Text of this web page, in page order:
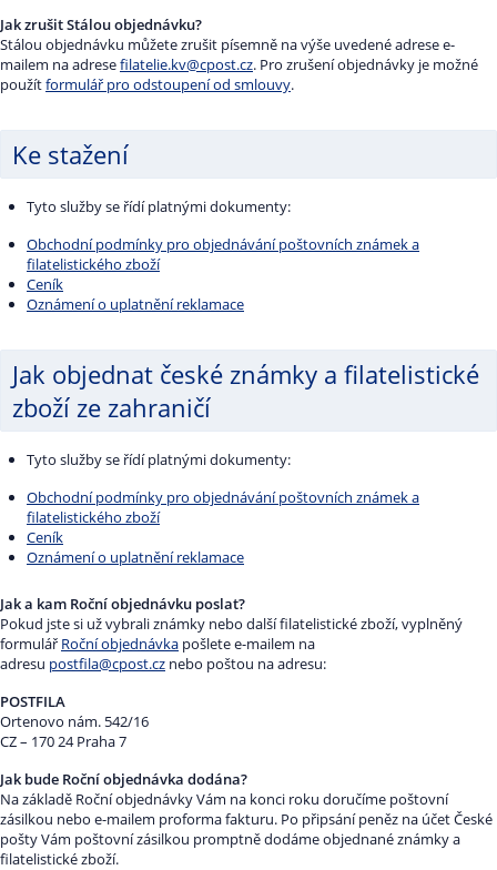
Jak zrušit Stálou objednávku?
Stálou objednávku můžete zrušit písemně na výše uvedené adrese e-
mailem na adresefilatelie.kv@cpost.cz. Pro zrušení objednávky je možné
použítformulář pro odstoupení od smlouvy.
Ke stažení
Tyto služby se řídí platnými dokumenty:
Obchodní podmínky pro objednávání poštovních známek a
filatelistického zboží
Ceník
Oznámení o uplatnění reklamace
Jak objednat české známky a filatelistické
zboží ze zahraničí
Tyto služby se řídí platnými dokumenty:
Obchodní podmínky pro objednávání poštovních známek a
filatelistického zboží
Ceník
Oznámení o uplatnění reklamace
Jak a kam Roční objednávku poslat?
Pokud jste si už vybrali známky nebo další filatelistické zboží, vyplněný
formulář Roční objednávka pošlete e-mailem na
adresu postfila@cpost.cz nebo poštou na adresu:
POSTFILA
Ortenovo nám. 542/16
CZ – 170 24 Praha 7
Jak bude Roční objednávka dodána?
Na základě Roční objednávky Vám na konci roku doručíme poštovní
zásilkou nebo e-mailem proforma fakturu. Po připsání peněz na účet České
pošty Vám poštovní zásilkou promptně dodáme objednané známky a
filatelistické zboží.